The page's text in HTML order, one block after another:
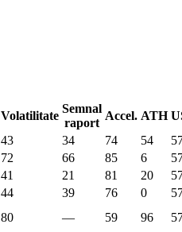
Volatilitate
Semnal
raport
Accel. ATH
43 34 74 54
72 66 85 6
41 21 81 20
44 39 76 0
80 — 59 96